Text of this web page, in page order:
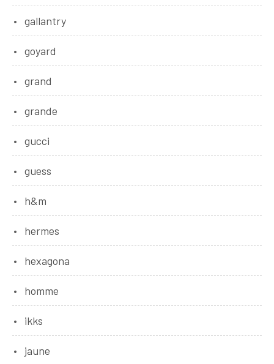
gallantry
goyard
grand
grande
gucci
guess
h&m
hermes
hexagona
homme
ikks
jaune